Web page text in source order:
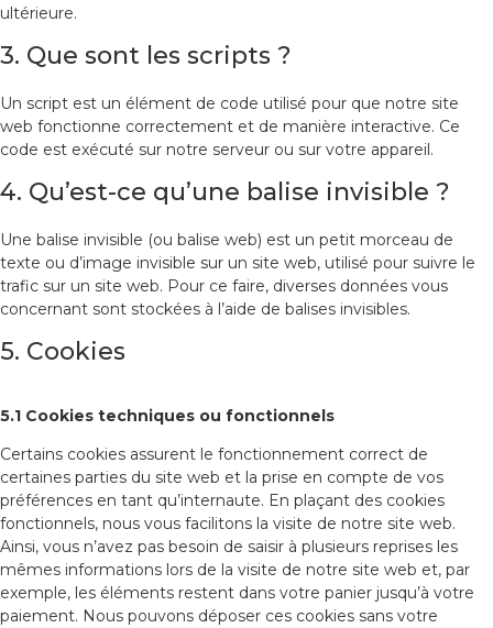
ultérieure.
3. Que sont les scripts ?
Un script est un élément de code utilisé pour que notre site
web fonctionne correctement et de manière interactive. Ce
code est exécuté sur notre serveur ou sur votre appareil.
4. Qu’est-ce qu’une balise invisible ?
Une balise invisible (ou balise web) est un petit morceau de
texte ou d’image invisible sur un site web, utilisé pour suivre le
trafic sur un site web. Pour ce faire, diverses données vous
concernant sont stockées à l’aide de balises invisibles.
5. Cookies
5.1 Cookies techniques ou fonctionnels
Certains cookies assurent le fonctionnement correct de
certaines parties du site web et la prise en compte de vos
préférences en tant qu’internaute. En plaçant des cookies
fonctionnels, nous vous facilitons la visite de notre site web.
Ainsi, vous n’avez pas besoin de saisir à plusieurs reprises les
mêmes informations lors de la visite de notre site web et, par
exemple, les éléments restent dans votre panier jusqu’à votre
paiement. Nous pouvons déposer ces cookies sans votre